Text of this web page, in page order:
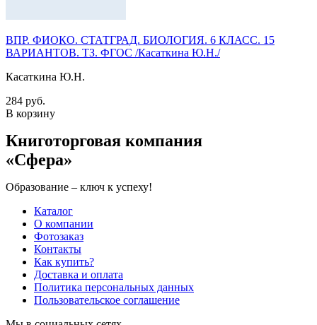
ВПР. ФИОКО. СТАТГРАД. БИОЛОГИЯ. 6 КЛАСС. 15
ВАРИАНТОВ. ТЗ. ФГОС /Касаткина Ю.Н./
Касаткина Ю.Н.
284 руб.
В корзину
Книготорговая компания
«Сфера»
Образование – ключ к успеху!
Каталог
О компании
Фотозаказ
Контакты
Как купить?
Доставка и оплата
Политика персональных данных
Пользовательское соглашение